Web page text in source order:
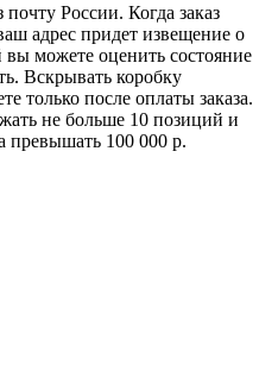
почту России. Когда заказ
адрес придет извещение о
можете оценить состояние
Вскрывать коробку
только после оплаты заказа.
не больше 10 позиций и
превышать 100 000 р.